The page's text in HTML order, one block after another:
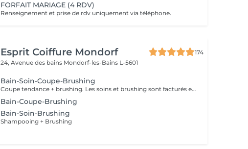
FORFAIT MARIAGE (4 RDV)
Renseignement et prise de rdv uniquement via téléphone.
Esprit Coiffure Mondorf
174
24, Avenue des bains Mondorf-les-Bains L-5601
Bain-Soin-Coupe-Brushing
Coupe tendance + brushing. Les soins et brushing sont facturés en fonction de la longueur des cheveux.
Bain-Coupe-Brushing
Bain-Soin-Brushing
Shampooing + Brushing